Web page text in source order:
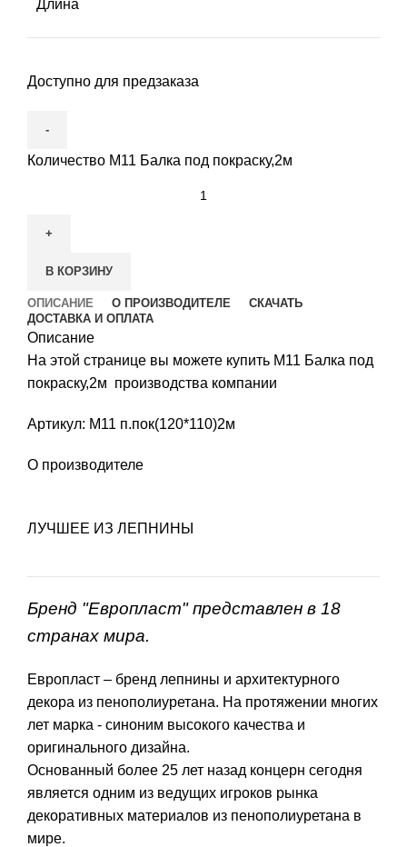
Длина
Доступно для предзаказа
Количество М11 Балка под покраску,2м
В КОРЗИНУ
ОПИСАНИЕ О ПРОИЗВОДИТЕЛЕ
СКАЧАТЬ
ДОСТАВКА И ОПЛАТА
Описание
На этой странице вы можете купить М11 Балка под
покраску,2м производства компании
Артикул: М11 п.пок(120*110)2м
О производителе
ЛУЧШЕЕ ИЗ ЛЕПНИНЫ
Бренд "Европласт" представлен в 18
странах мира.
Европласт – бренд лепнины и архитектурного
декора из пенополиуретана. На протяжении многих
лет марка - синоним высокого качества и
оригинального дизайна.
Основанный более 25 лет назад концерн сегодня
является одним из ведущих игроков рынка
декоративных материалов из пенополиуретана в
мире.